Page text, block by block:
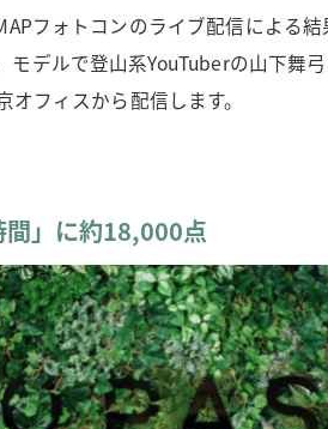
フォトコンのライブ配信による
モデルで登山系YouTuberの山下舞
オフィスから配信します。
」に約18,000点